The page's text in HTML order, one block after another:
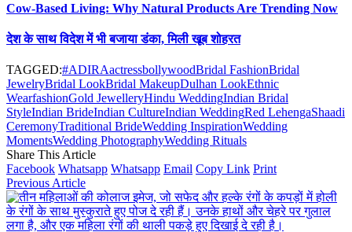
Cow-Based Living: Why Natural Products Are Trending Now
देश के साथ विदेश में भी बजाया डंका, मिली खूब शोहरत
TAGGED:#ADIRAactressbollywoodBridal FashionBridal
JewelryBridal LookBridal MakeupDulhan LookEthnic
WearfashionGold JewelleryHindu WeddingIndian Bridal
StyleIndian BrideIndian CultureIndian WeddingRed LehengaShaadi
CeremonyTraditional BrideWedding InspirationWedding
MomentsWedding PhotographyWedding Rituals
Share This Article
Facebook Whatsapp Whatsapp Email Copy Link Print
Previous Article